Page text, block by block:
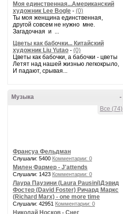
Моя единственная...Американский
художник Lee Bogle - (0)
Ты моя женщина единственная,
другой совсем не нужно мне.
Загадочная и ...
Цветы как бабочки... Китайский
художник Liu Yutao - (0)
Цветы как бабочки, а бабочки - цветы
Летят над нашей жизнью легкокрыло,
И падают, срывая...
-
Музыка
Все (74)
Франсуа Фельдман
Слушали: 5400 Комментарии: 0
Милен Фармер - J'attends
Слушали: 1423 Комментарии: 0
Лаура Паузини (Laura Pausini)Дэвид
Фостер (David Foster) Ричард Маркс
(Richard Marx) - one more time
Слушали: 42951 Комментарии: 0
Николай Носков - Снег